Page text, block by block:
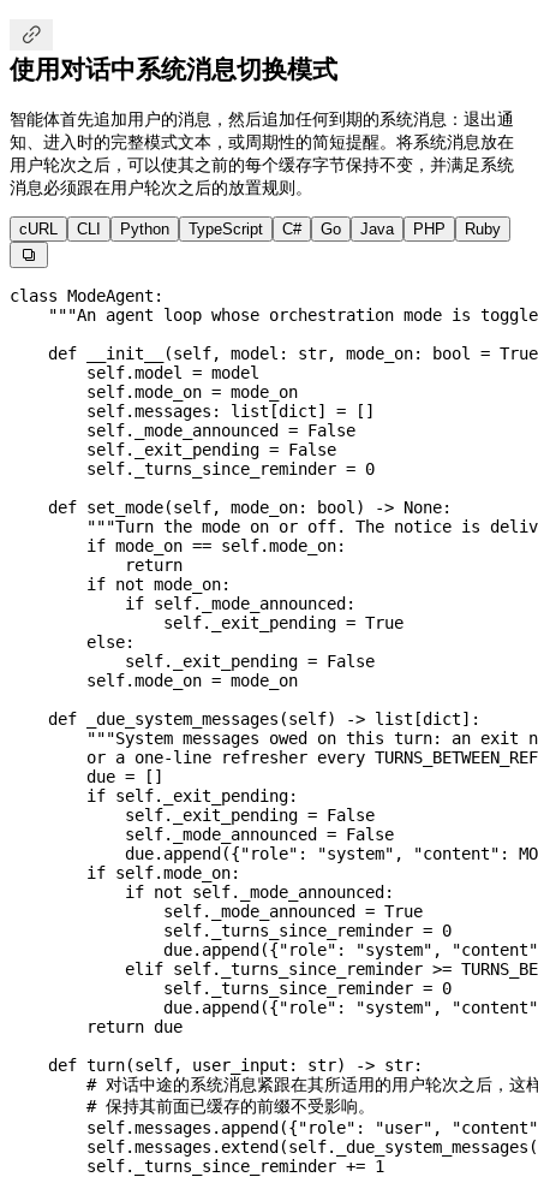

使用对话中系统消息切换模式
智能体首先追加用户的消息，然后追加任何到期的系统消息：退出通
知、进入时的完整模式文本，或周期性的简短提醒。将系统消息放在
用户轮次之后，可以使其之前的每个缓存字节保持不变，并满足系统
消息必须跟在用户轮次之后的放置规则。
cURL CLI Python TypeScript C# Go Java PHP Ruby

class ModeAgent :
"""An agent loop whose orchestration mode is
    def
__init__ (self, model : str, mode_on: bool = True
        self
.model = model
        self
.mode_on = mode_on
        self
.messages: list[dict] = []
        self
._mode_announced = False
        self
._exit_pending = False
        self
._turns_since_reminder = 0
    def
set_mode(self, mode_on: bool ) -> None:
"""Turn the mode on or off. The notice is
        if
mode_on == self.mode_on:
            return
        if
not mode_on:
            if
self._mode_announced:
                self
._exit_pending = True
        else
:
            self
._exit_pending = False
        self
.mode_on = mode_on
    def
_due_system_messages (self) -> list[dict]:
"""System messages owed on this turn: an exit
or a one-line refresher every
        due
= []
        if
self._exit_pending:
            self
._exit_pending = False
            self
._mode_announced = False
            due.append({
"role" : "system" , "content" :
        if
self.mode_on:
            if
not self._mode_announced:
                self
._mode_announced = True
                self
._turns_since_reminder = 0
                due.append({
"role" : "system" ,
"content"
            elif
self._turns_since_reminder >=
                self
._turns_since_reminder = 0
                due.append({
"role" : "system" ,
"content"
        return
due
    def
turn(self, user_input : str) -> str:
# 对话中途的系统消息紧跟在其所适用的用户轮次之后，这
        # 保持其前面已缓存的前缀不受影响。
        self
.messages.append({"role" : "user" ,
"content"
        self
.messages.extend(self
        self
._turns_since_reminder += 1